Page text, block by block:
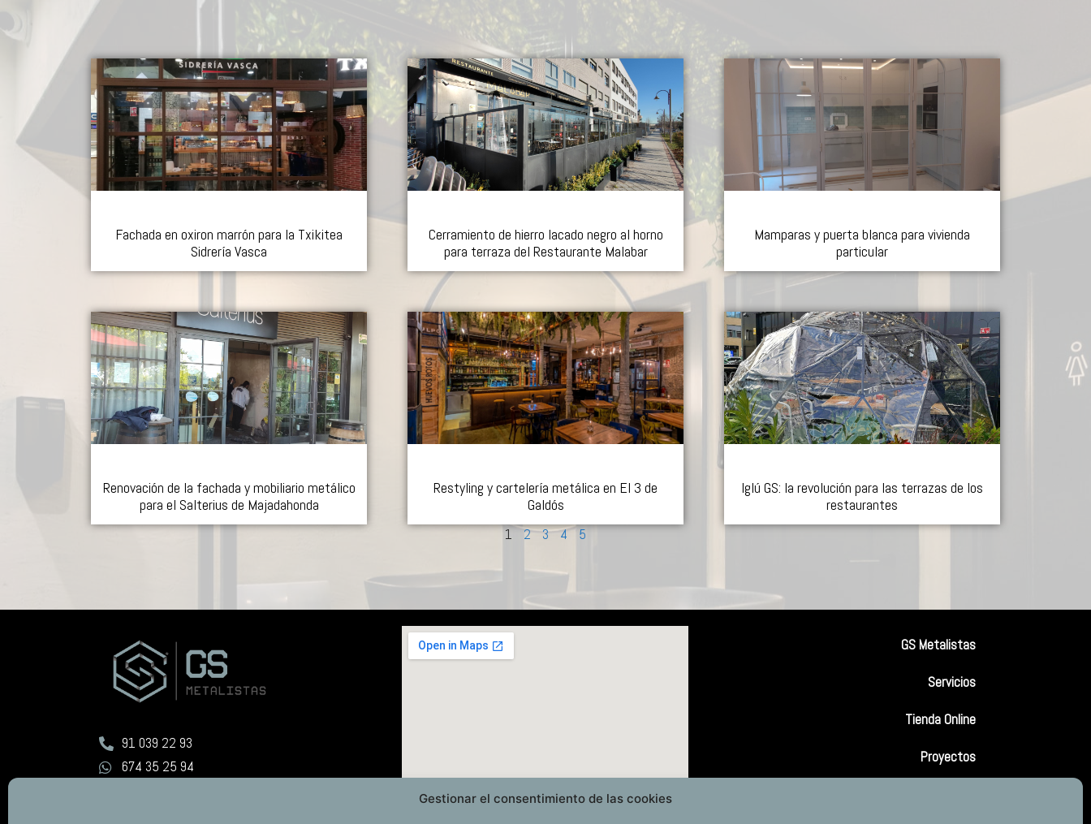
Gestionar el consentimiento de las cookies
Fachada en oxiron marrón para la Txikitea
Sidrería Vasca
Cerramiento de hierro lacado negro al horno
para terraza del Restaurante Malabar
Mamparas y puerta blanca para vivienda
particular
Renovación de la fachada y mobiliario metálico
para el Salterius de Majadahonda
Restyling y cartelería metálica en El 3 de
Galdós
Iglú GS: la revolución para las terrazas de los
restaurantes
1 2 3 4 5
91 039 22 93
674 35 25 94
GS Metalistas
Servicios
Tienda Online
Proyectos